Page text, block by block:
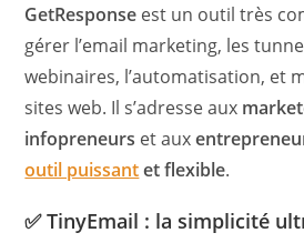
GetResponse est un outil très
gérer l’email marketing, les
webinaires, l’automatisation, et
sites web. Il s’adresse aux
infopreneurs et aux
outil puissantet flexible.
✅ TinyEmail : la simplicité